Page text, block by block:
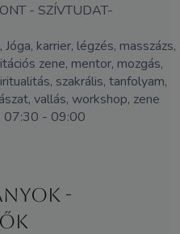
- SZÍVTUDAT-
karrier, légzés, masszázs,
zene, mentor, mozgás,
szakrális, tanfolyam,
vallás, workshop, zene
07:30 - 09:00
-